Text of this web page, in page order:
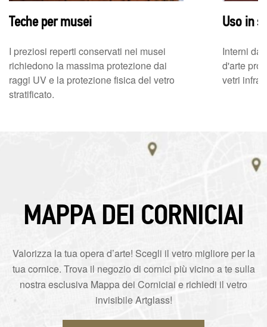
Teche per musei
I preziosi reperti conservati nei musei
richiedono la massima protezione dai
raggi UV e la protezione fisica del vetro
stratificato.
Uso in
Interni
d'arte
vetri
MAPPA DEI CORNICIAI
Valorizza la tua opera d’arte! Scegli il vetro migliore per la
tua cornice. Trova il negozio di cornici più vicino a te sulla
nostra esclusiva Mappa dei Corniciai e richiedi il vetro
invisibile Artglass!